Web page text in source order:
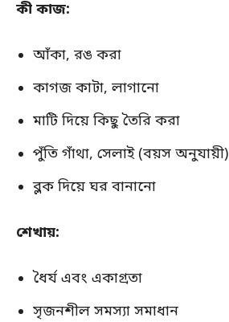
কী কাজ:
আঁকা, রঙ করা
কাগজ কাটা, লাগানো
মাটি দিয়ে কিছু তৈরি করা
পুঁতি গাঁথা, সেলাই (বয়স অনুযায়ী)
ব্লক দিয়ে ঘর বানানো
শেখায়:
ধৈর্য এবং একাগ্রতা
সৃজনশীল সমস্যা সমাধান